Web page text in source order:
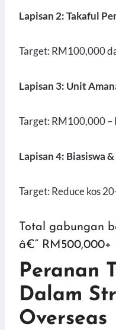
Lapisan 2: Takaful
Target: RM100,000
Lapisan 3: Unit
Target: RM100,000
Lapisan 4: Biasiswa
Target: Reduce kos
Total gabungan
â€“ RM500,000+
Peranan
Dalam
Overseas